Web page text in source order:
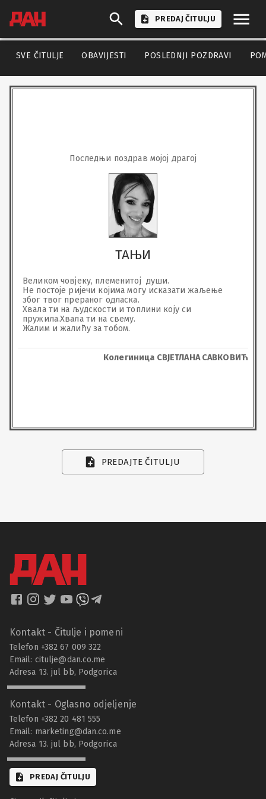
PREDAJ ČITULJU
SVE ČITULJE OBAVIJESTI POSLEDNJI POZDRAVI
Последњи поздрав мојој драгој
ТАЊИ
Великом човјеку, племенитој  души.
Не постоје ријечи којима могу исказати жаљење
због твог прераног одласка.
Хвала ти на људскости и топлини коју си
пружила.Хвала ти на свему.
Жалим и жалићу за тобом.
Колегиница СВЈЕТЛАНА САВКОВИЋ
PREDAJTE ČITULJU
Kontakt - Čitulje i pomeni
Telefon +382 67 009 322
Email: citulje@dan.co.me
Adresa 13. jul bb, Podgorica
Kontakt - Oglasno odjeljenje
Telefon +382 20 481 555
Email: marketing@dan.co.me
Adresa 13. jul bb, Podgorica
PREDAJ ČITULJU